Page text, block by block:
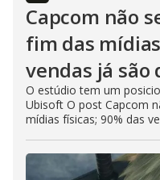
Capcom não
fim das
vendas já são
O estúdio tem um
Ubisoft O post Capcom
mídias físicas; 90% das